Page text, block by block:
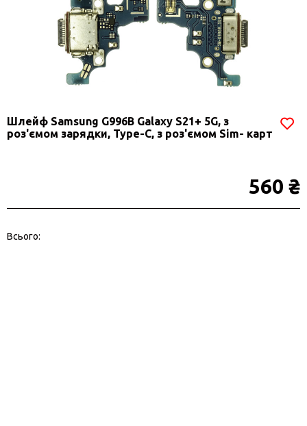
Шлейф Samsung G996B Galaxy S21+ 5G, з
роз'ємом зарядки, Type-C, з роз'ємом Sim- карт
560 ₴
Всього: